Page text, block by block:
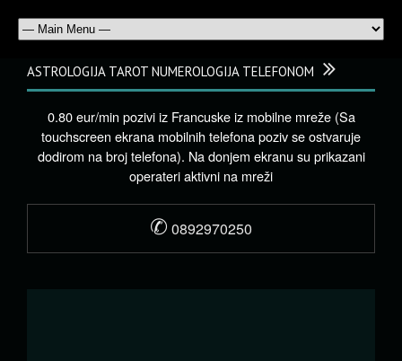
ASTROLOGIJA TAROT NUMEROLOGIJA TELEFONOM
0.80 eur/min pozivi iz Francuske iz mobilne mreže (Sa
touchscreen ekrana mobilnih telefona poziv se ostvaruje
dodirom na broj telefona). Na donjem ekranu su prikazani
operateri aktivni na mreži
✆ 0892970250